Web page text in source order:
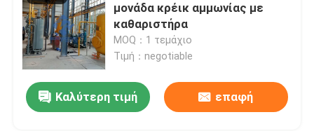
Προϊόντα
μονάδα κρέικ αμμωνίας με
καθαριστήρα
MOQ：1 τεμάχιο
Τιμή：negotiable
Καλύτερη τιμή επαφή
ISO Container Mobile PSA Generators για αέριο και πετρέλαιο